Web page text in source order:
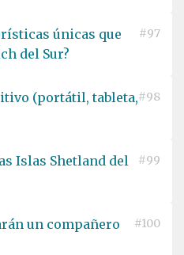
únicas que
del Sur?
#97
(portátil, tableta,#98
Islas Shetland del
#99
un compañero
#100